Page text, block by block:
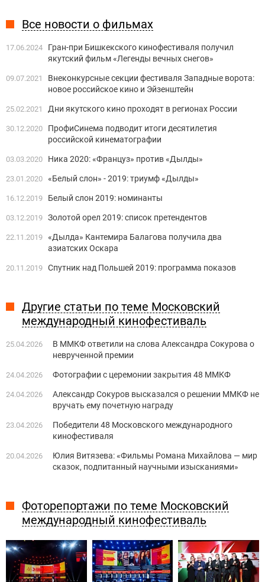
Все новости о фильмах
17.06.2024
Гран-при Бишкекского кинофестиваля получил
якутский фильм «Легенды вечных снегов»
09.07.2021
Внеконкурсные секции фестиваля Западные ворота:
новое российское кино и Эйзенштейн
25.02.2021 Дни якутского кино проходят в регионах России
30.12.2020
ПрофиСинема подводит итоги десятилетия
российской кинематографии
03.03.2020 Ника 2020: «Француз» против «Дылды»
23.01.2020 «Белый слон» - 2019: триумф «Дылды»
16.12.2019 Белый слон 2019: номинанты
03.12.2019 Золотой орел 2019: список претендентов
22.11.2019 «Дылда» Кантемира Балагова получила два
азиатских Оскара
20.11.2019 Спутник над Польшей 2019: программа показов
Другие статьи по теме Московский
международный кинофестиваль
25.04.2026
В ММКФ ответили на слова Александра Сокурова о
неврученной премии
24.04.2026 Фотографии с церемонии закрытия 48 ММКФ
24.04.2026
Александр Сокуров высказался о решении ММКФ не
вручать ему почетную награду
23.04.2026
Победители 48 Московского международного
кинофестиваля
20.04.2026
Юлия Витязева: «Фильмы Романа Михайлова — мир
сказок, подпитанный научными изысканиями»
Фоторепортажи по теме Московский
международный кинофестиваль